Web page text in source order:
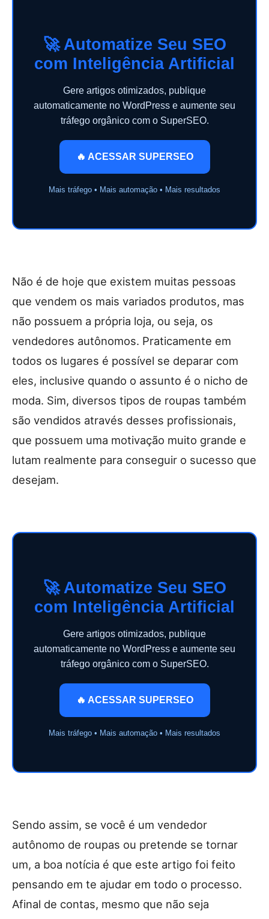
🚀 Automatize Seu SEO
com Inteligência Artificial
Gere artigos otimizados, publique
automaticamente no WordPress e aumente seu
tráfego orgânico com o SuperSEO.
🔥 ACESSAR SUPERSEO
Mais tráfego • Mais automação • Mais resultados
Não é de hoje que existem muitas pessoas
que vendem os mais variados produtos, mas
não possuem a própria loja, ou seja, os
vendedores autônomos. Praticamente em
todos os lugares é possível se deparar com
eles, inclusive quando o assunto é o nicho de
moda. Sim, diversos tipos de roupas também
são vendidos através desses profissionais,
que possuem uma motivação muito grande e
lutam realmente para conseguir o sucesso que
desejam.
🚀 Automatize Seu SEO
com Inteligência Artificial
Gere artigos otimizados, publique
automaticamente no WordPress e aumente seu
tráfego orgânico com o SuperSEO.
🔥 ACESSAR SUPERSEO
Mais tráfego • Mais automação • Mais resultados
Sendo assim, se você é um vendedor
autônomo de roupas ou pretende se tornar
um, a boa notícia é que este artigo foi feito
pensando em te ajudar em todo o processo.
Afinal de contas, mesmo que não seja